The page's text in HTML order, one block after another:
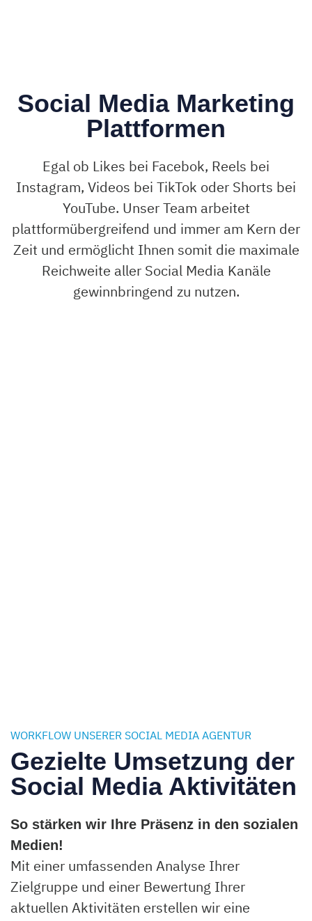
Social Media Marketing
Plattformen
Egal ob Likes bei Facebok, Reels bei
Instagram, Videos bei TikTok oder Shorts bei
YouTube. Unser Team arbeitet
plattformübergreifend und immer am Kern der
Zeit und ermöglicht Ihnen somit die maximale
Reichweite aller Social Media Kanäle
gewinnbringend zu nutzen.
WORKFLOW UNSERER SOCIAL MEDIA AGENTUR
Gezielte Umsetzung der
Social Media Aktivitäten
So stärken wir Ihre Präsenz in den sozialen
Medien!
Mit einer umfassenden Analyse Ihrer
Zielgruppe und einer Bewertung Ihrer
aktuellen Aktivitäten erstellen wir eine